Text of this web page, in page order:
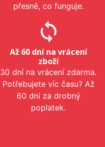
přesně, co funguje.
sync
Až 60 dní na vrácení
zboží
30 dní na vrácení zdarma.
Potřebujete víc času? Až
60 dní za drobný
poplatek.